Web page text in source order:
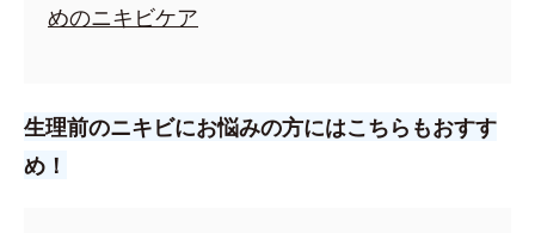
めのニキビケア
生理前のニキビにお悩みの方にはこちらもおすす
め！